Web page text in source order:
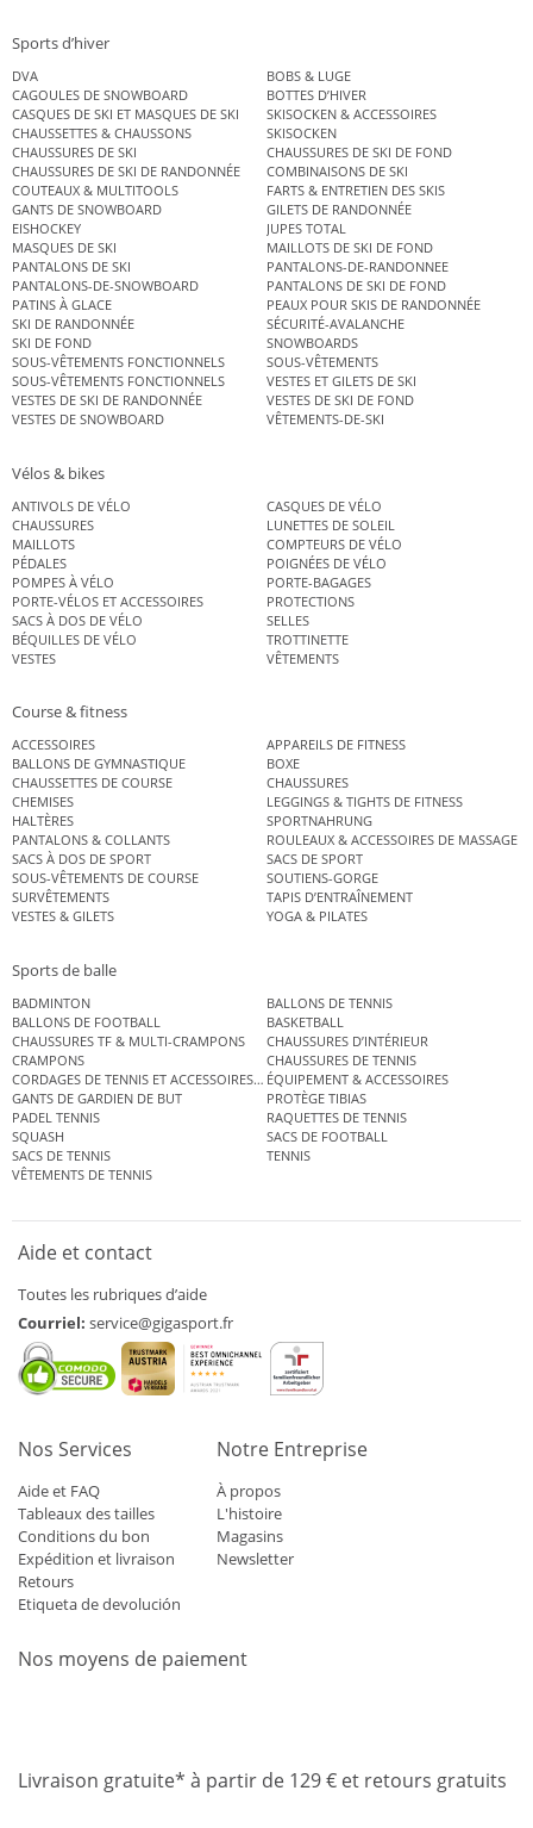
Sports d’hiver
DVA
BOBS & LUGE
CAGOULES DE SNOWBOARD
BOTTES D’HIVER
CASQUES DE SKI ET MASQUES DE SKI
SKISOCKEN & ACCESSOIRES
CHAUSSETTES & CHAUSSONS
SKISOCKEN
CHAUSSURES DE SKI
CHAUSSURES DE SKI DE FOND
CHAUSSURES DE SKI DE RANDONNÉE
COMBINAISONS DE SKI
COUTEAUX & MULTITOOLS
FARTS & ENTRETIEN DES SKIS
GANTS DE SNOWBOARD
GILETS DE RANDONNÉE
EISHOCKEY
JUPES TOTAL
MASQUES DE SKI
MAILLOTS DE SKI DE FOND
PANTALONS DE SKI
PANTALONS-DE-RANDONNEE
PANTALONS-DE-SNOWBOARD
PANTALONS DE SKI DE FOND
PATINS À GLACE
PEAUX POUR SKIS DE RANDONNÉE
SKI DE RANDONNÉE
SÉCURITÉ-AVALANCHE
SKI DE FOND
SNOWBOARDS
SOUS-VÊTEMENTS FONCTIONNELS
SOUS-VÊTEMENTS
SOUS-VÊTEMENTS FONCTIONNELS
VESTES ET GILETS DE SKI
VESTES DE SKI DE RANDONNÉE
VESTES DE SKI DE FOND
VESTES DE SNOWBOARD
VÊTEMENTS-DE-SKI
Vélos & bikes
ANTIVOLS DE VÉLO
CASQUES DE VÉLO
CHAUSSURES
LUNETTES DE SOLEIL
MAILLOTS
COMPTEURS DE VÉLO
PÉDALES
POIGNÉES DE VÉLO
POMPES À VÉLO
PORTE-BAGAGES
PORTE-VÉLOS ET ACCESSOIRES
PROTECTIONS
SACS À DOS DE VÉLO
SELLES
BÉQUILLES DE VÉLO
TROTTINETTE
VESTES
VÊTEMENTS
Course & fitness
ACCESSOIRES
APPAREILS DE FITNESS
BALLONS DE GYMNASTIQUE
BOXE
CHAUSSETTES DE COURSE
CHAUSSURES
CHEMISES
LEGGINGS & TIGHTS DE FITNESS
HALTÈRES
SPORTNAHRUNG
PANTALONS & COLLANTS
ROULEAUX & ACCESSOIRES DE MASSAGE
SACS À DOS DE SPORT
SACS DE SPORT
SOUS-VÊTEMENTS DE COURSE
SOUTIENS-GORGE
SURVÊTEMENTS
TAPIS D’ENTRAÎNEMENT
VESTES & GILETS
YOGA & PILATES
Sports de balle
BADMINTON
BALLONS DE TENNIS
BALLONS DE FOOTBALL
BASKETBALL
CHAUSSURES TF & MULTI-CRAMPONS
CHAUSSURES D’INTÉRIEUR
CRAMPONS
CHAUSSURES DE TENNIS
CORDAGES DE TENNIS ET ACCESSOIRES DE TENNISÉQUIPEMENT & ACCESSOIRES
GANTS DE GARDIEN DE BUT
PROTÈGE TIBIAS
PADEL TENNIS
RAQUETTES DE TENNIS
SQUASH
SACS DE FOOTBALL
SACS DE TENNIS
TENNIS
VÊTEMENTS DE TENNIS
Aide et contact
Toutes les rubriques d’aide
Courriel: service@gigasport.fr
Nos Services
Aide et FAQ
Tableaux des tailles
Conditions du bon
Expédition et livraison
Retours
Etiqueta de devolución
Notre Entreprise
À propos
L'histoire
Magasins
Newsletter
Nos moyens de paiement
Livraison gratuite* à partir de 129 € et retours gratuits